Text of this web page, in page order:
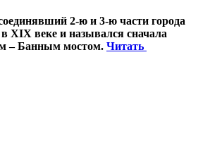
2-ю и 3-ю части города
XIX веке и назывался сначала
– Банным мостом. Читать